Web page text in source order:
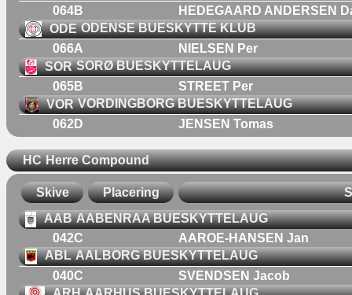
064B
HEDEGAARD ANDERSEN
ODE ODENSE BUESKYTTE KLUB
066A
NIELSEN Per
SOR SORØ BUESKYTTELAUG
065B
STREET Per
VOR VORDINGBORG BUESKYTTELAUG
062D
JENSEN Tomas
HC Herre Compound
Skive Placering
AAB AABENRAA BUESKYTTELAUG
042C
AAROE-HANSEN Jan
ABL AALBORG BUESKYTTELAUG
040C
SVENDSEN Jacob